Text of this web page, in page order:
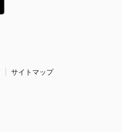
サイトマップ